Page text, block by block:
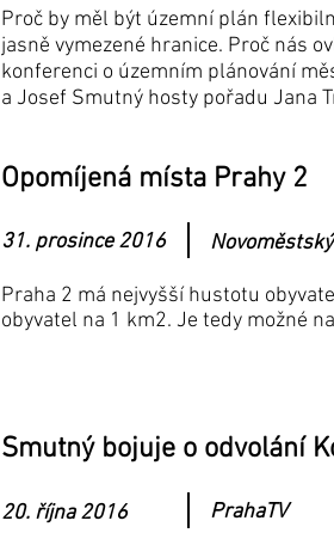
Proč by měl být územní plán
jasně vymezené hranice. Proč nás
konferenci o územním plánování
a Josef Smutný hosty pořadu Jana
Opomíjená místa Prahy 2
31. prosince 2016
Praha 2 má nejvyšší hustotu
obyvatel na 1 km2. Je tedy možné
Smutný bojuje o odvolání
20. října 2016 PrahaTV